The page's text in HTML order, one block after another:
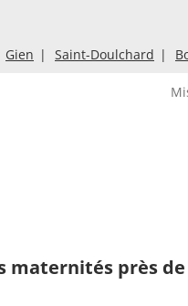
Gien Saint-Doulchard
maternités près